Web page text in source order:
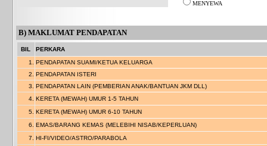
MENYEWA
B) MAKLUMAT PENDAPATAN
BIL
PERKARA
1.
PENDAPATAN SUAMI/KETUA KELUARGA
2.
PENDAPATAN ISTERI
3.
PENDAPATAN LAIN (PEMBERIAN ANAK/BANTUAN JKM DLL)
4. KERETA (MEWAH) UMUR 1-5 TAHUN
5. KERETA (MEWAH) UMUR 6-10 TAHUN
6.
EMAS/BARANG KEMAS (MELEBIHI NISAB/KEPERLUAN)
7.
HI-FI/VIDEO/ASTRO/PARABOLA